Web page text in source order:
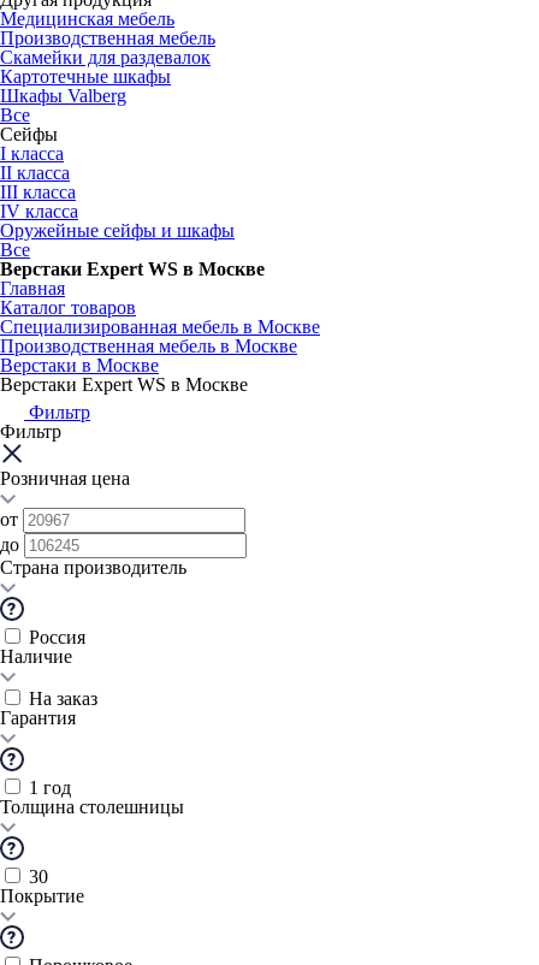
Медицинская мебель
Производственная мебель
Скамейки для раздевалок
Картотечные шкафы
Шкафы Valberg
Все
Сейфы
I класса
II класса
III класса
IV класса
Оружейные сейфы и шкафы
Все
Верстаки Expert WS в Москве
Главная
Каталог товаров
Специализированная мебель в Москве
Производственная мебель в Москве
Верстаки в Москве
Верстаки Expert WS в Москве
Фильтр
Фильтр
Розничная цена
от
до
Страна производитель
Россия
Наличие
На заказ
Гарантия
1 год
Толщина столешницы
30
Покрытие